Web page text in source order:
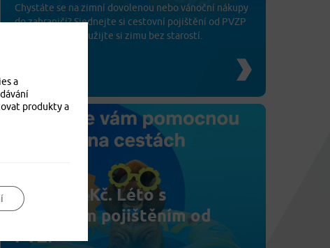
Chystáte se na zimní dovolenou nebo vánoční nákupy
do zahraničí? Sjednejte si cestovní pojištění od PVZP
se slevou 30 % a užijte si zimu bez starostí.
Děti za 0 Kč. Léto s
cestovním pojištěním od
PVZP
a
produkty a